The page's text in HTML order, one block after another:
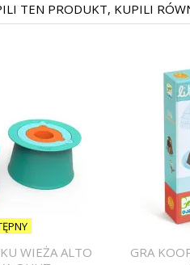
TEN PRODUKT, KUPILI
WIEŻA ALTO
GRA